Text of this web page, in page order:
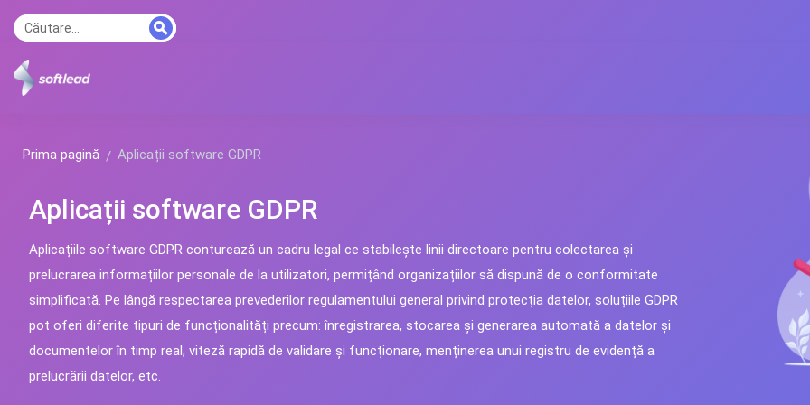
Prima pagină Aplicații software GDPR
Aplicații software GDPR
Aplicațiile software GDPR conturează un cadru legal ce stabilește linii directoare pentru colectarea și
prelucrarea informațiilor personale de la utilizatori, permițând organizațiilor să dispună de o conformitate
simplificată. Pe lângă respectarea prevederilor regulamentului general privind protecția datelor, soluțiile GDPR
pot oferi diferite tipuri de funcționalități precum: înregistrarea, stocarea și generarea automată a datelor și
documentelor în timp real, viteză rapidă de validare și funcționare, menținerea unui registru de evidență a
prelucrării datelor, etc.